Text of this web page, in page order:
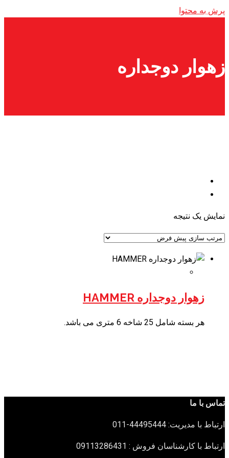
پرش به محتوا
زهوار دوجداره
نمایش یک نتیجه
زهوار دوجداره HAMMER
هر بسته شامل 25 شاخه 6 متری می باشد.
تماس با ما
ارتباط با مدیریت: 44495444-011
ارتباط با کارشناسان فروش : 09113286431